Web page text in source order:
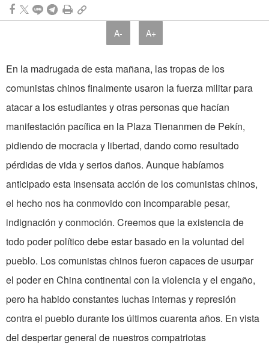
A- A+
En la madrugada de esta mañana, las tropas de los
comunistas chinos finalmente usaron la fuerza militar para
atacar a los estudiantes y otras personas que hacían
manifestación pacífica en la Plaza Tienanmen de Pekín,
pidiendo de­ mocracia y libertad, dando como resultado
pérdidas de vida y serios daños. Aunque habíamos
anticipado esta insensata acción de los comunistas chinos,
el hecho nos ha conmovido con incomparable pesar,
indignación y conmoción. Creemos que la existencia de
todo poder político debe estar basado en la voluntad del
pueblo. Los comunistas chinos fueron capaces de usurpar
el poder en China continental con la violencia y el engaño,
pero ha habido constantes luchas internas y represión
contra el pueblo durante los últimos cuarenta años. En vista
del despertar general de nuestros compatriotas